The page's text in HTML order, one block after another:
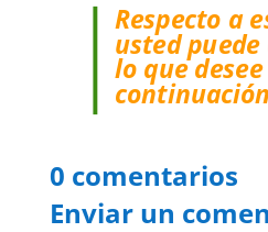
Respecto a
usted
lo que
0 comentarios
Enviar un